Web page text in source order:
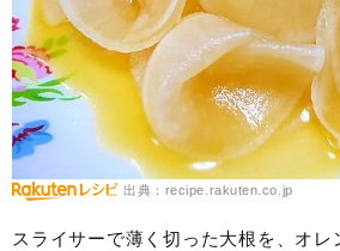
出典：recipe.rakuten.co.jp
スライサーで薄く切った大根を、オレ